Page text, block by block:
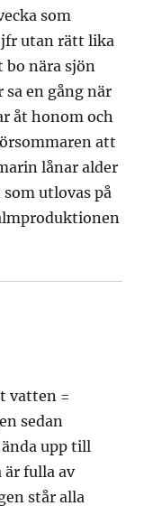
som
jfr utan rätt lika
bo nära sjön
sa en gång när
åt honom och
att
lånar alder
utlovas på
vatten =
sedan
upp till
är fulla av
står alla